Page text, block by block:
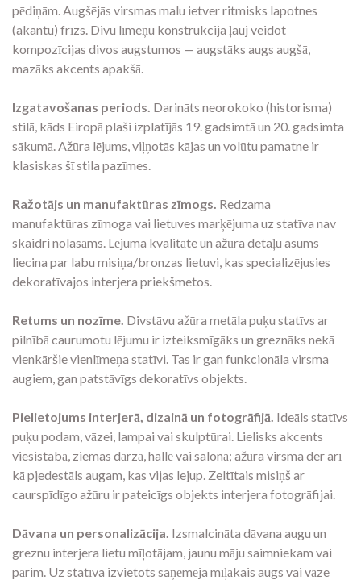
pēdiņām. Augšējās virsmas malu ietver ritmisks lapotnes
(akantu) frīzs. Divu līmeņu konstrukcija ļauj veidot
kompozīcijas divos augstumos — augstāks augs augšā,
mazāks akcents apakšā.
Izgatavošanas periods. Darināts neorokoko (historisma)
stilā, kāds Eiropā plaši izplatījās 19. gadsimtā un 20. gadsimta
sākumā. Ažūra lējums, viļņotās kājas un volūtu pamatne ir
klasiskas šī stila pazīmes.
Ražotājs un manufaktūras zīmogs. Redzama
manufaktūras zīmoga vai lietuves marķējuma uz statīva nav
skaidri nolasāms. Lējuma kvalitāte un ažūra detaļu asums
liecina par labu misiņa/bronzas lietuvi, kas specializējusies
dekoratīvajos interjera priekšmetos.
Retums un nozīme. Divstāvu ažūra metāla puķu statīvs ar
pilnībā caurumotu lējumu ir izteiksmīgāks un greznāks nekā
vienkāršie vienlīmeņa statīvi. Tas ir gan funkcionāla virsma
augiem, gan patstāvīgs dekoratīvs objekts.
Pielietojums interjerā, dizainā un fotogrāfijā. Ideāls statīvs
puķu podam, vāzei, lampai vai skulptūrai. Lielisks akcents
viesistabā, ziemas dārzā, hallē vai salonā; ažūra virsma der arī
kā pjedestāls augam, kas vijas lejup. Zeltītais misiņš ar
caurspīdīgo ažūru ir pateicīgs objekts interjera fotogrāfijai.
Dāvana un personalizācija. Izsmalcināta dāvana augu un
greznu interjera lietu mīļotājam, jaunu māju saimniekam vai
pārim. Uz statīva izvietots saņēmēja mīļākais augs vai vāze